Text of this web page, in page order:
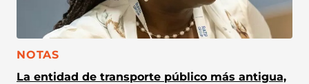
CATEGORÍA:
NOTAS
La entidad de transporte público más antigua,